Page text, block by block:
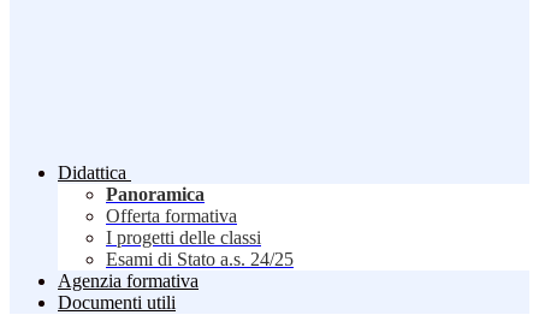
Didattica
Panoramica
Offerta formativa
I progetti delle classi
Esami di Stato a.s. 24/25
Agenzia formativa
Documenti utili